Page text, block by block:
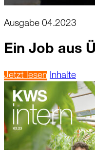
Ausgabe 04.2023
Ein Job aus
Jetzt lesen Inhalte